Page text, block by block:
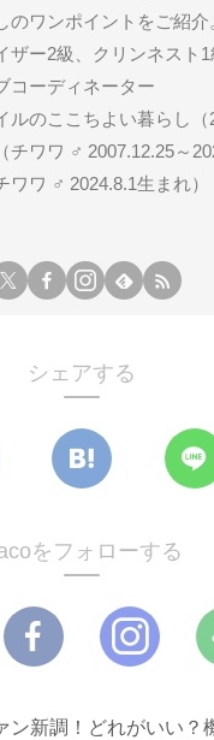
のワンポイントをご紹介
ザー2級、クリンネスト1
コーディネーター
ルのここちよい暮らし（
チワワ ♂ 2007.12.25～
♂ 2024.8.1生まれ）
シェアする
をフォローする
ン新調！どれがいい